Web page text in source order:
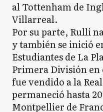
al Tottenham de
Villarreal.
Por su parte, Rulli
y también se inició
Estudiantes de La
Primera División en
fue vendido a la
permaneció hasta
Montpellier de